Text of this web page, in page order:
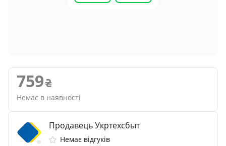
759
Немає в наявності
Продавець Укртехсбыт
Немає відгуків